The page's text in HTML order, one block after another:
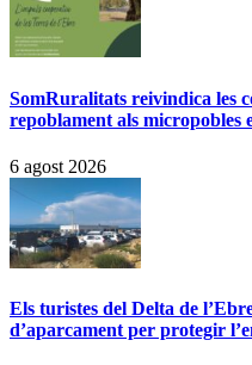
SomRuralitats reivindica les
repoblament als micropobles
6 agost 2026
Els turistes del Delta de
d’aparcament per protegir